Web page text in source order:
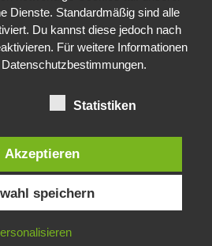
Dienste. Standardmäßig sind alle
Du kannst diese jedoch nach
Für weitere Informationen
Datenschutzbestimmungen.
Statistiken
Akzeptieren
speichern